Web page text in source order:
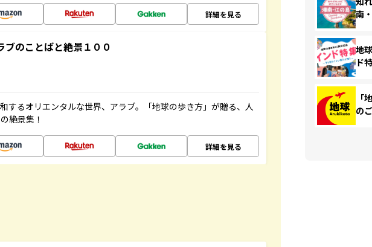
詳細を見る
のことばと絶景１００
するオリエンタルな世界、アラブ。「地球の歩き方」が贈る、人
絶景集！
詳細を見る
南
地
ド
「
の